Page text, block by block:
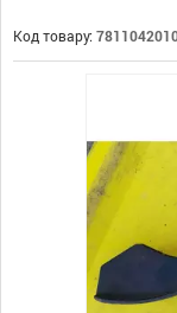
Код товару: